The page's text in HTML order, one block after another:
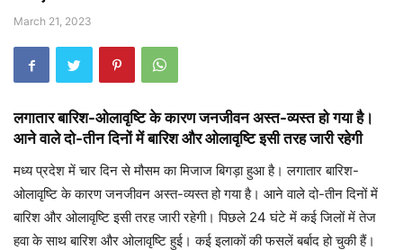
March 21, 2023
लगातार बारिश-ओलावृष्टि के कारण जनजीवन अस्त-व्यस्त हो गया है।
आने वाले दो-तीन दिनों में बारिश और ओलावृष्टि इसी तरह जारी रहेगी
मध्य प्रदेश में चार दिन से मौसम का मिजाज बिगड़ा हुआ है। लगातार बारिश-
ओलावृष्टि के कारण जनजीवन अस्त-व्यस्त हो गया है। आने वाले दो-तीन दिनों में
बारिश और ओलावृष्टि इसी तरह जारी रहेगी। पिछले 24 घंटे में कई जिलों में तेज
हवा के साथ बारिश और ओलावृष्टि हुई। कई इलाकों की फसलें बर्बाद हो चुकी हैं।